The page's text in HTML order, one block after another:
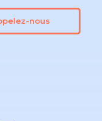
nous